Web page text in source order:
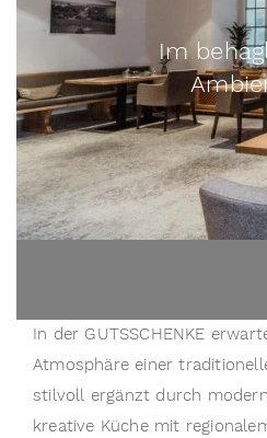
Im
In der GUTSSCHENKE
Atmosphäre einer
stilvoll ergänzt durch
kreative Küche mit